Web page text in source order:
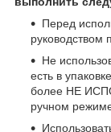
Перед
руководством
Не
есть в
более НЕ
ручном